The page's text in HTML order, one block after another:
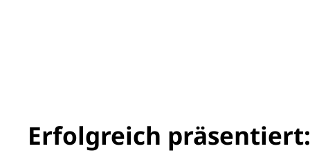
Erfolgreich